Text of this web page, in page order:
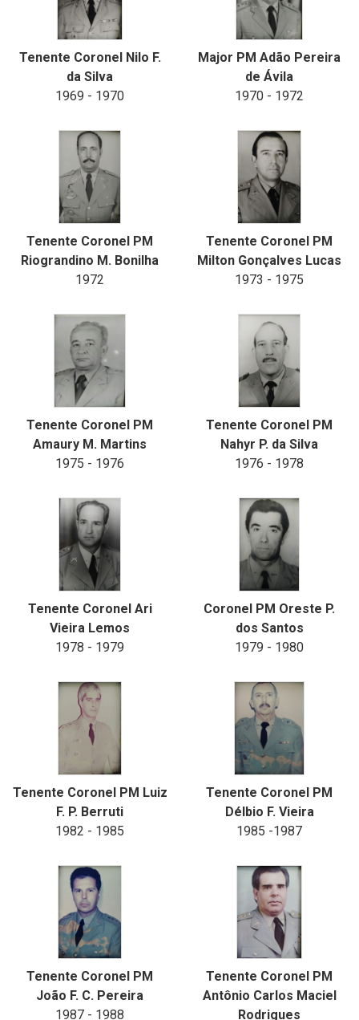
Tenente Coronel Nilo F.
da Silva
1969 - 1970
Major PM Adão Pereira
de Ávila
1970 - 1972
Tenente Coronel PM
Riograndino M. Bonilha
1972
Tenente Coronel PM
Milton Gonçalves Lucas
1973 - 1975
Tenente Coronel PM
Amaury M. Martins
1975 - 1976
Tenente Coronel PM
Nahyr P. da Silva
1976 - 1978
Tenente Coronel Ari
Vieira Lemos
1978 - 1979
Coronel PM Oreste P.
dos Santos
1979 - 1980
Tenente Coronel PM Luiz
F. P. Berruti
1982 - 1985
Tenente Coronel PM
Délbio F. Vieira
1985 -1987
Tenente Coronel PM
João F. C. Pereira
1987 - 1988
Tenente Coronel PM
Antônio Carlos Maciel
Rodrigues